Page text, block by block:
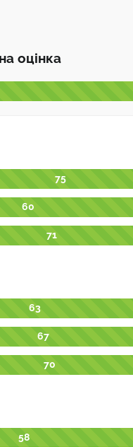
оцінка
75
60
71
63
67
70
58